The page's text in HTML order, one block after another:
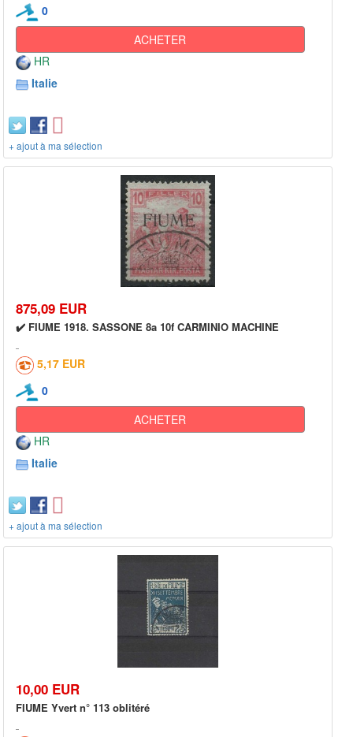
0
ACHETER
HR
Italie
+ ajout à ma sélection
875,09 EUR
✔️ FIUME 1918. SASSONE 8a 10f CARMINIO MACHINE
5,17 EUR
0
ACHETER
HR
Italie
+ ajout à ma sélection
10,00 EUR
FIUME Yvert n° 113 oblitéré